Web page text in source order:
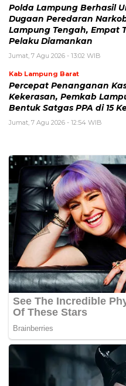
Polda Lampung Berhasil
Dugaan Peredaran
Lampung Tengah, Empat
Pelaku Diamankan
Jumat, 7 Agu 2026 - 13:02 WIB
Kab Lampung Barat
Percepat Penanganan
Kekerasan, Pemkab
Bentuk Satgas PPA di 15
Jumat, 7 Agu 2026 - 12:54 WIB